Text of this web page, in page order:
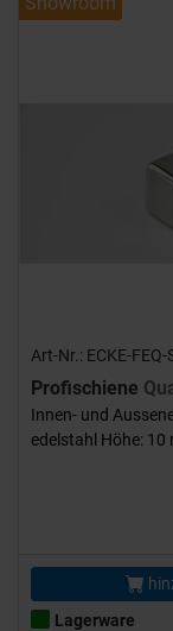
Art-Nr.: ECKE-FEQ-
Profischiene
Innen- und
edelstahl Höhe: 10
Lagerware